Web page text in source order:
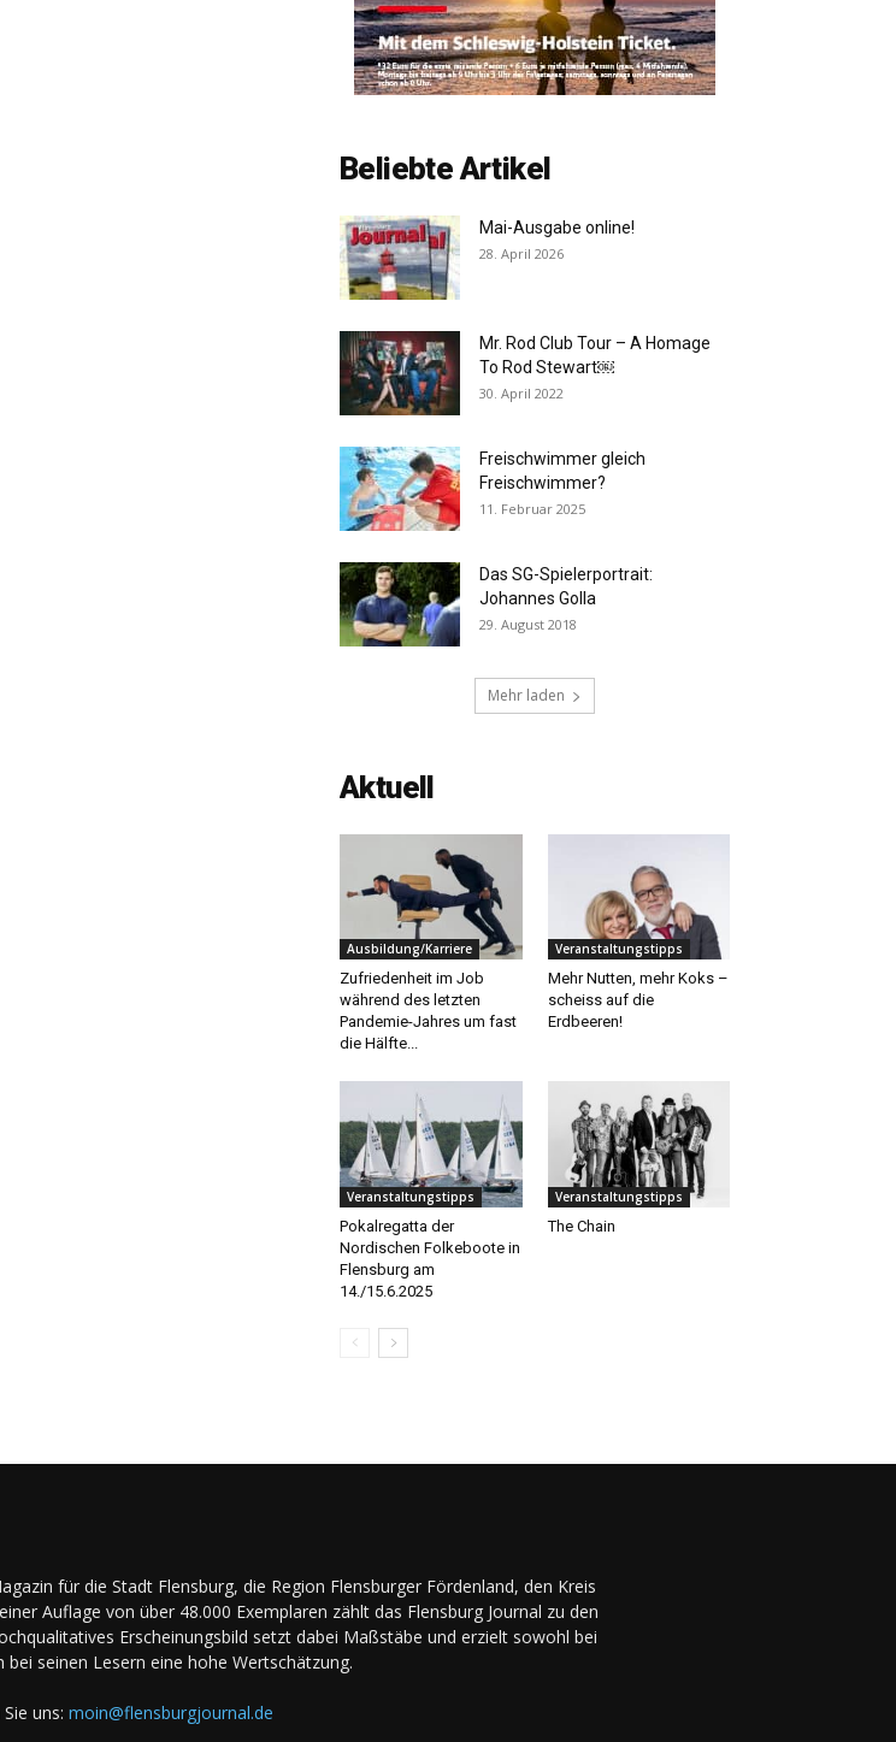
Beliebte Artikel
Mai-Ausgabe online!
28. April 2026
Mr. Rod Club Tour – A Homage
To Rod Stewart￼
30. April 2022
Freischwimmer gleich
Freischwimmer?
11. Februar 2025
Das SG-Spielerportrait:
Johannes Golla
29. August 2018
Mehr laden
Aktuell
Ausbildung/Karriere
Zufriedenheit im Job
während des letzten
Pandemie-Jahres um fast
die Hälfte...
Veranstaltungstipps
Mehr Nutten, mehr Koks –
scheiss auf die
Erdbeeren!
Veranstaltungstipps
Pokalregatta der
Nordischen Folkeboote in
Flensburg am
14./15.6.2025
Veranstaltungstipps
The Chain
für die Stadt Flensburg, die Region Flensburger Fördenland, den Kreis
Auflage von über 48.000 Exemplaren zählt das Flensburg Journal zu den
Erscheinungsbild setzt dabei Maßstäbe und erzielt sowohl bei
bei seinen Lesern eine hohe Wertschätzung.
uns: moin@flensburgjournal.de